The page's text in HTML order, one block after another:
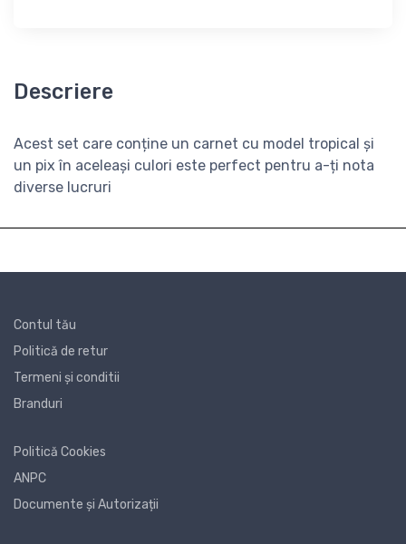
Descriere
Acest set care conține un carnet cu model tropical și
un pix în aceleași culori este perfect pentru a-ți nota
diverse lucruri
Contul tău
Politică de retur
Termeni și conditii
Branduri
Politică Cookies
ANPC
Documente și Autorizații